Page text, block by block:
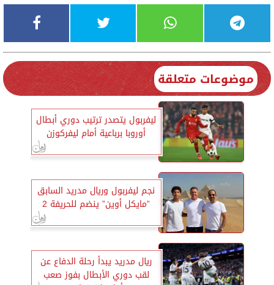
موضوعات متعلقة
ليفربول يتصدر ترتيب دوري أبطال
أوروبا برباعية أمام ليفركوزن
نجم ليفربول وريال مدريد السابق
”مايكل أوين” ينضم للحريفة 2
ريال مدريد يبدأ رحلة الدفاع عن
لقب دوري الأبطال بفوز صعب